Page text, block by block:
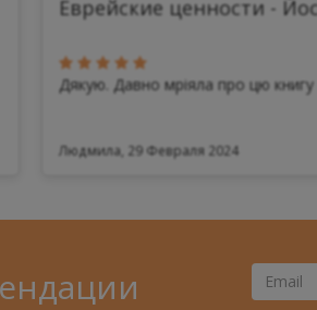
Еврейские ценности -
Дякую. Давно мріяла про цю книгу
Людмила, 29 Февраля 2024
Ваш